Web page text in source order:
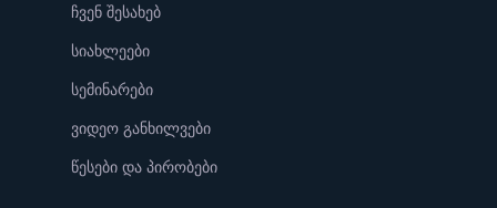
ჩვენ შესახებ
სიახლეები
სემინარები
ვიდეო განხილვები
წესები და პირობები